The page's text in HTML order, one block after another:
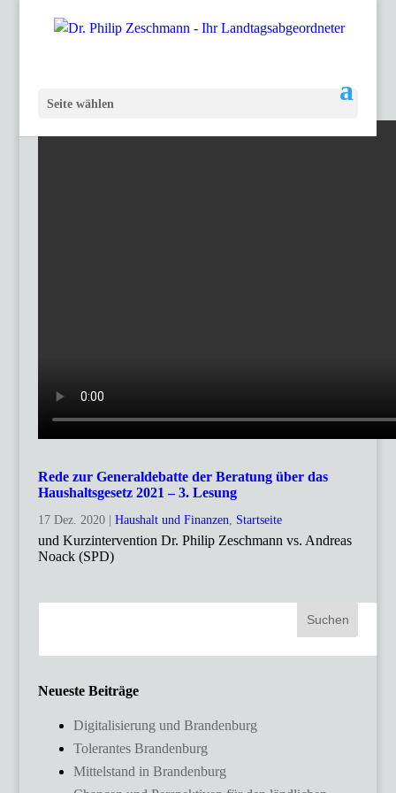
Seite wählen
Rede zur Generaldebatte der Beratung über das
Haushaltsgesetz 2021 – 3. Lesung
17 Dez. 2020| Haushalt und Finanzen, Startseite
und Kurzintervention Dr. Philip Zeschmann vs. Andreas
Noack (SPD)
Neueste Beiträge
Digitalisierung und Brandenburg
Tolerantes Brandenburg
Mittelstand in Brandenburg